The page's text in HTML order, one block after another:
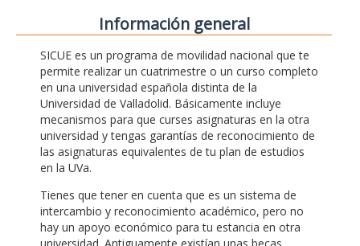
Información general
SICUE es un programa de movilidad nacional que te
permite realizar un cuatrimestre o un curso completo
en una universidad española distinta de la
Universidad de Valladolid. Básicamente incluye
mecanismos para que curses asignaturas en la otra
universidad y tengas garantías de reconocimiento de
las asignaturas equivalentes de tu plan de estudios
en la UVa.
Tienes que tener en cuenta que es un sistema de
intercambio y reconocimiento académico, pero no
hay un apoyo económico para tu estancia en otra